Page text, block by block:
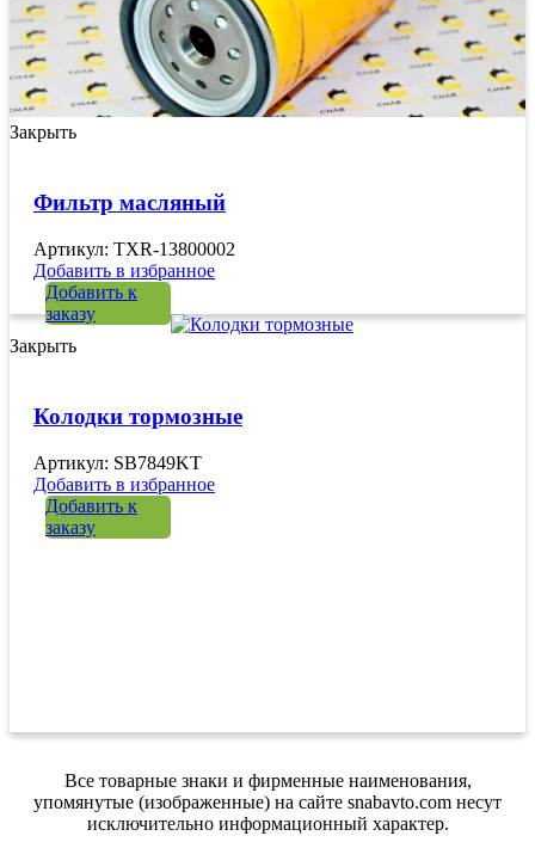
Закрыть
Фильтр масляный
Артикул: TXR-13800002
Добавить в избранное
Добавить к
заказу
Закрыть
Колодки тормозные
Артикул: SB7849KT
Добавить в избранное
Добавить к
заказу
Все товарные знаки и фирменные наименования,
упомянутые (изображенные) на сайте snabavto.com несут
исключительно информационный характер.